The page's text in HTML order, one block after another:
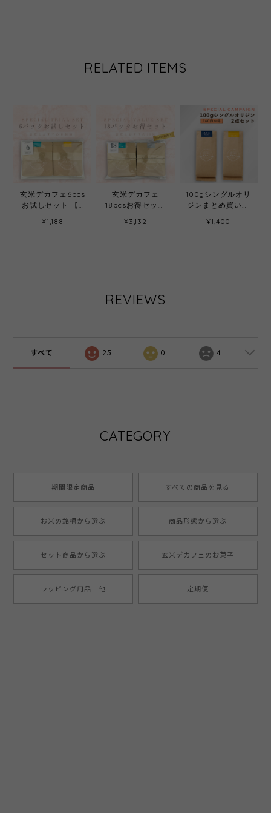
RELATED ITEMS
玄米デカフェ6pcs
お試しセット 【6
¥1,188
玄米デカフェ
18pcsお得セット
¥3,132
100gシングルオリ
ジンまとめ買いセ
柄】
¥1,400
REVIEWS
すべて 25 0 4
CATEGORY
期間限定商品 すべての商品を見る
お米の銘柄から選ぶ 商品形態から選ぶ
セット商品から選ぶ 玄米デカフェのお菓子
ラッピング用品 他 定期便